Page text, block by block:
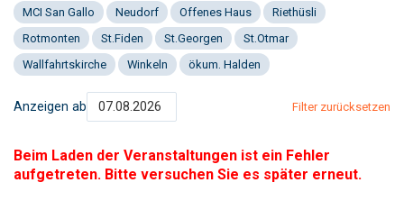
MCI San Gallo
Neudorf Offenes Haus
Riethüsli
Rotmonten
St.Fiden St.Georgen
St.Otmar
Wallfahrtskirche
Winkeln ökum. Halden
Anzeigen ab Filter zurücksetzen
Beim Laden der Veranstaltungen ist ein Fehler
aufgetreten. Bitte versuchen Sie es später erneut.